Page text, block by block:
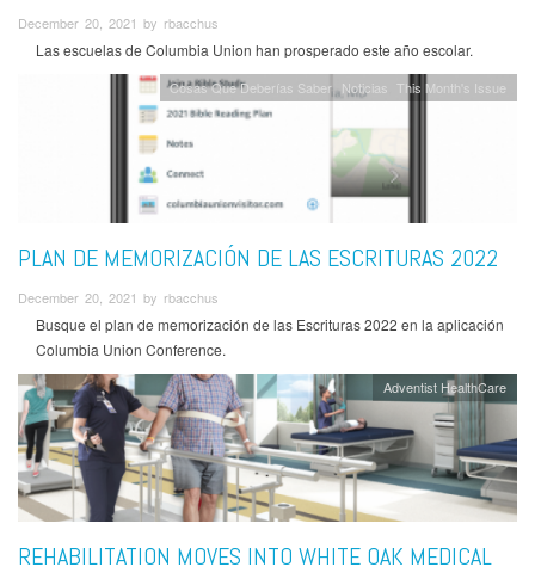
December 20, 2021 by rbacchus
Las escuelas de Columbia Union han prosperado este año escolar.
Cosas Que Deberías Saber Noticias This Month's Issue
PLAN DE MEMORIZACIÓN DE LAS ESCRITURAS 2022
December 20, 2021 by rbacchus
Busque el plan de memorización de las Escrituras 2022 en la aplicación
Columbia Union Conference.
Adventist HealthCare
REHABILITATION MOVES INTO WHITE OAK MEDICAL